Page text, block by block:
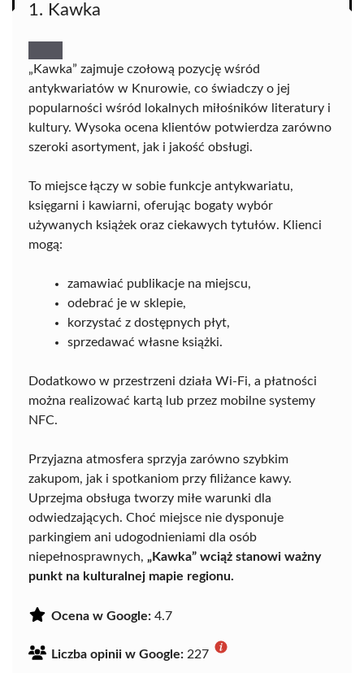
1. Kawka
„Kawka” zajmuje czołową pozycję wśród
antykwariatów w Knurowie, co świadczy o jej
popularności wśród lokalnych miłośników literatury i
kultury. Wysoka ocena klientów potwierdza zarówno
szeroki asortyment, jak i jakość obsługi.
To miejsce łączy w sobie funkcje antykwariatu,
księgarni i kawiarni, oferując bogaty wybór
używanych książek oraz ciekawych tytułów. Klienci
mogą:
zamawiać publikacje na miejscu,
odebrać je w sklepie,
korzystać z dostępnych płyt,
sprzedawać własne książki.
Dodatkowo w przestrzeni działa Wi-Fi, a płatności
można realizować kartą lub przez mobilne systemy
NFC.
Przyjazna atmosfera sprzyja zarówno szybkim
zakupom, jak i spotkaniom przy filiżance kawy.
Uprzejma obsługa tworzy miłe warunki dla
odwiedzających. Choć miejsce nie dysponuje
parkingiem ani udogodnieniami dla osób
niepełnosprawnych, „Kawka” wciąż stanowi ważny
punkt na kulturalnej mapie regionu.
Ocena w Google: 4.7
Liczba opinii w Google: 227